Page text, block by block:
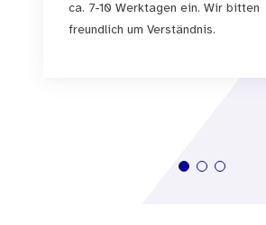
ca. 7-10 Werktagen ein. Wir bitten
freundlich um Verständnis.